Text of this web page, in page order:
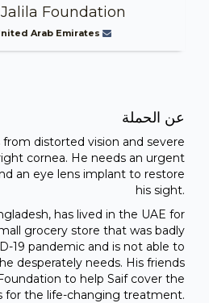
Foundation
Arab Emirates
عن الحملة
from distorted vision and severe
cornea. He needs an urgent
an eye lens implant to restore
his sight.
has lived in the UAE for
grocery store that was badly
19 pandemic and is not able to
desperately needs. His friends
to help Saif cover the
for the life-changing treatment.